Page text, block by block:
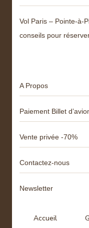
Vol Paris – Pointe-à-
conseils pour
A Propos
Paiement Billet
Vente privée -70%
Contactez-nous
Newsletter
Accueil